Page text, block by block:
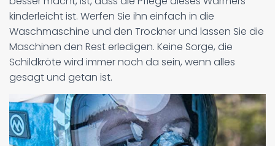
kinderleicht ist. Werfen Sie ihn einfach in die
Waschmaschine und den Trockner und lassen Sie die
Maschinen den Rest erledigen. Keine Sorge, die
Schildkröte wird immer noch da sein, wenn alles
gesagt und getan ist.